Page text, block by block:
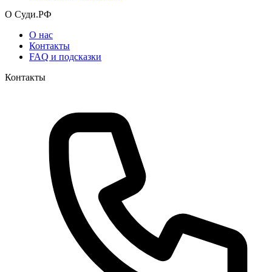
О Суди.РФ
О нас
Контакты
FAQ и подсказки
Контакты